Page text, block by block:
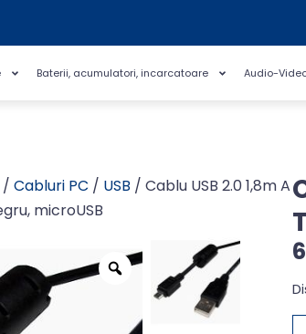
Baterii, acumulatori, incarcatoare Audio-
/ Cabluri PC / USB / Cablu USB 2.0 1,8m A
microUSB